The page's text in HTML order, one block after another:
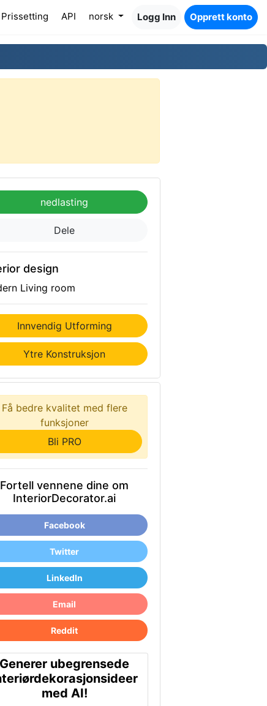
Prissetting API norsk Logg Inn Opprett konto
nedlasting
Dele
design
Living room
Innvendig Utforming
Ytre Konstruksjon
Få bedre kvalitet med flere
funksjoner
Bli PRO
Fortell vennene dine om
InteriorDecorator.ai
Facebook
Twitter
LinkedIn
Email
Reddit
Generer ubegrensede
med AI!